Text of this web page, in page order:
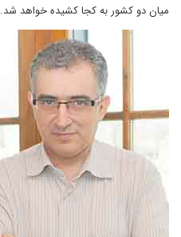
میان دو کشور به کجا کشیده خواهد شد.